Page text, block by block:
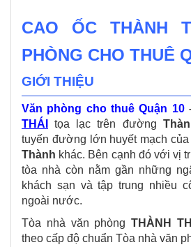
CAO ỐC THÀNH
PHÒNG CHO THUÊ
GIỚI THIỆU
Văn phòng cho thuê Quận 10
THÁI
tọa lạc trên đường
tuyến đường lớn huyết mạch
Thành khác. Bên cạnh đó với vị
tòa nhà còn nằm gần những
khách sạn và tập trung nhiều
ngoài nước.
Tòa nhà văn phòng THÀNH
theo cấp độ chuẩn Tòa nhà văn